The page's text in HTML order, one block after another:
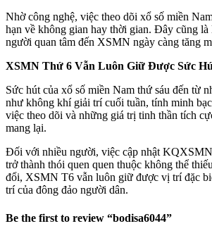
Nhờ công nghệ, việc theo dõi xổ số miền
hạn về không gian hay thời gian. Đây cũng
người quan tâm đến XSMN ngày càng tăng
XSMN Thứ 6 Vẫn Luôn Giữ Được Sức
Sức hút của xổ số miền Nam thứ sáu đến từ
như không khí giải trí cuối tuần, tính minh
việc theo dõi và những giá trị tinh thần tích
mang lại.
Đối với nhiều người, việc cập nhật
trở thành thói quen quen thuộc không thể
đổi, XSMN T6 vẫn luôn giữ được vị trí đặc
trí của đông đảo người dân.
Be the first to review “bodisa6044”